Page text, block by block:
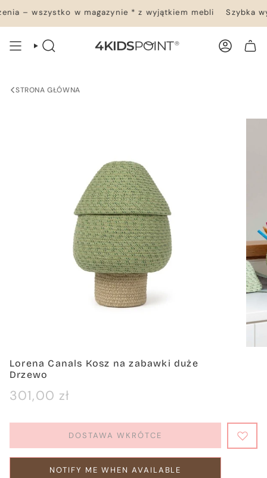
do
treści
– wszystko w magazynie * z wyjątkiem mebli Szybka
WYSZUKIWANIE KONTO
STRONA GŁÓWNA
Lorena Canals Kosz na zabawki duże
Drzewo
Cena
301,00 zł
DOSTAWA WKRÓTCE
NOTIFY ME WHEN AVAILABLE